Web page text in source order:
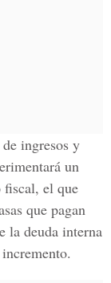
ingresos y
un
fiscal, el que
que pagan
la deuda interna